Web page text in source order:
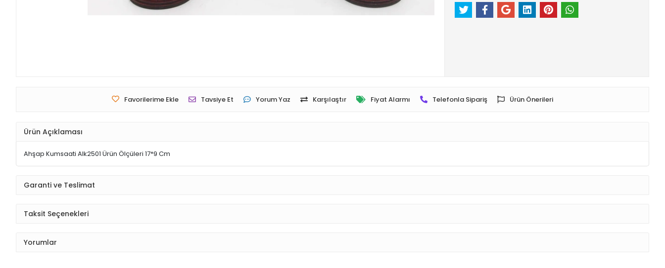
Favorilerime Ekle Tavsiye Et Yorum Yaz Karşılaştır Fiyat Alarmı Telefonla Sipariş Ürün Önerileri
Ürün Açıklaması
Ahşap Kumsaati Alk2501 Ürün Ölçüleri 17*9 Cm
Garanti ve Teslimat
Taksit Seçenekleri
Yorumlar